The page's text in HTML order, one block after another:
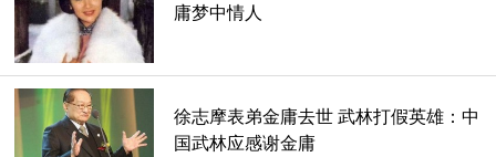
殷离这一段，实在很触动人心，很显人生洞见和经历。但是退
一步说，这个洞见，助推了情节（否则张无忌可能还要和殷离
在一起），也是作者有意无意的一个情感流露点。
金庸的情感表述，一方面自然要借力于复杂、好看、体系完美
庸梦中情人
徐志摩表弟金庸去世 武林打假英雄：中
国武林应感谢金庸